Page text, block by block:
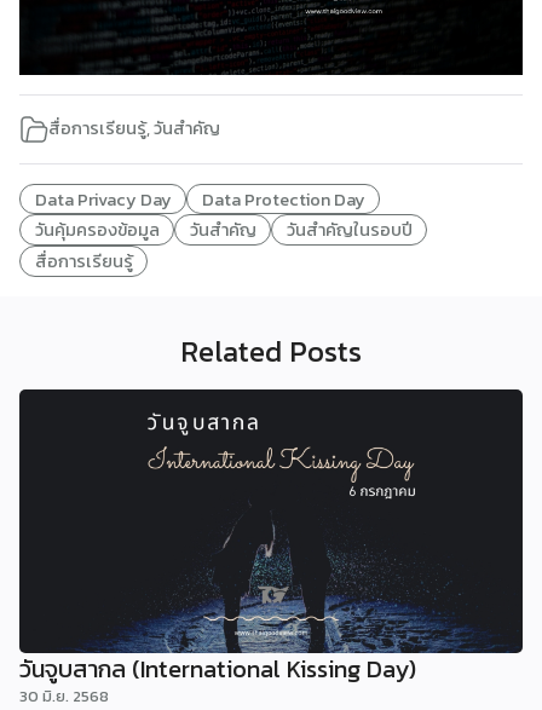
สื่อการเรียนรู้,วันสำคัญ
Data Privacy Day
Data Protection Day
วันคุ้มครองข้อมูล
วันสำคัญ
วันสำคัญในรอบปี
สื่อการเรียนรู้
Related Posts
วันจูบสากล (International Kissing Day)
30 มิ.ย. 2568